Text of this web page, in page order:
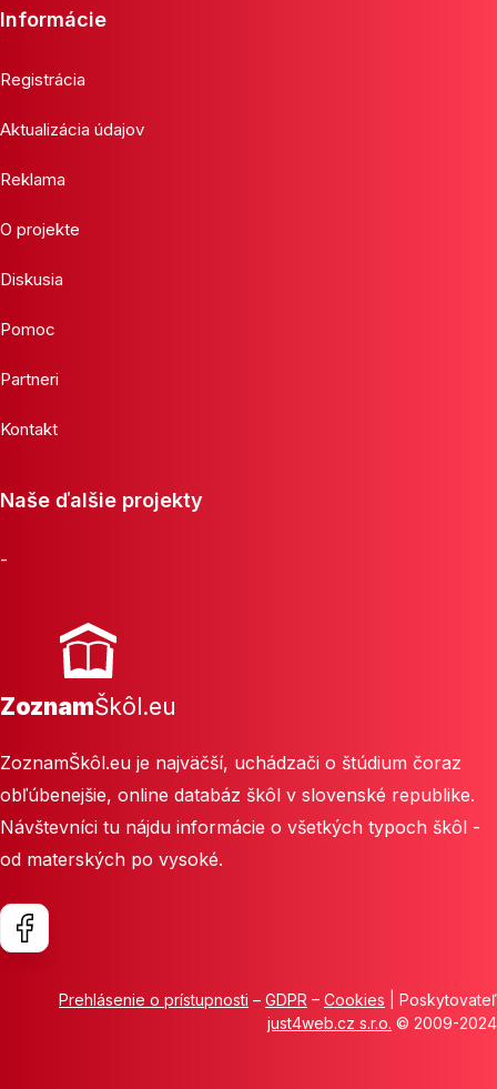
Informácie
Registrácia
Aktualizácia údajov
Reklama
O projekte
Diskusia
Pomoc
Partneri
Kontakt
Naše ďalšie projekty
-
ZoznamŠkôl.eu
ZoznamŠkôl.eu je najväčší, uchádzači o štúdium čoraz
obľúbenejšie, online databáz škôl v slovenské republike.
Návštevníci tu nájdu informácie o všetkých typoch škôl -
od materských po vysoké.
Prehlásenie o prístupnosti – GDPR – Cookies | Poskytovateľ
just4web.cz s.r.o. © 2009-2024